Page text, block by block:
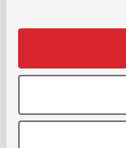
Bodemverdichting
Groenbemester